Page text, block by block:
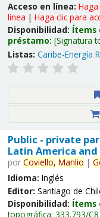
Acceso en línea:
línea | Haga clic para
Disponibilidad: Ítems
préstamo: Signatura
Listas: Caribe-Energía
Public - private
Latin America
por Coviello, Manlio |
Idioma: Inglés
Editor: Santiago de
Disponibilidad: Ítems
topográfica: 333.793/